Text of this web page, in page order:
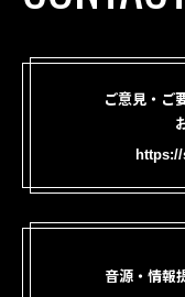
ご意見・ご
音源・情報